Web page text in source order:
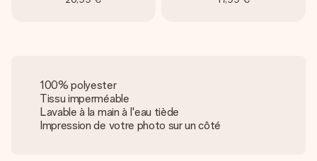
100% polyester
Tissu imperméable
Lavable à la main à l'eau tiède
Impression de votre photo sur un côté